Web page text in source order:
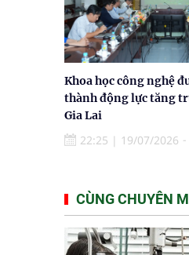
Khoa học công nghệ
thành động lực tăng
Gia Lai
22:25 | 19/07/2026
CÙNG CHUYÊN